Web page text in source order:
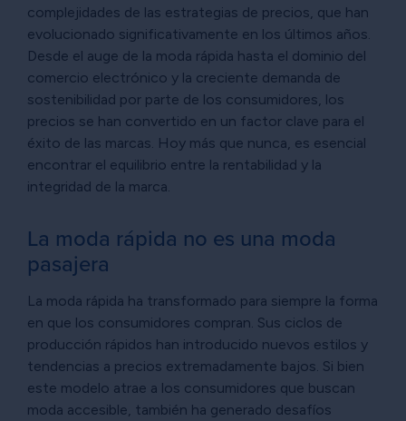
complejidades de las estrategias de precios, que han
evolucionado significativamente en los últimos años.
Desde el auge de la moda rápida hasta el dominio del
comercio electrónico y la creciente demanda de
sostenibilidad por parte de los consumidores, los
precios se han convertido en un factor clave para el
éxito de las marcas. Hoy más que nunca, es esencial
encontrar el equilibrio entre la rentabilidad y la
integridad de la marca.
La moda rápida no es una moda
pasajera
La moda rápida ha transformado para siempre la forma
en que los consumidores compran. Sus ciclos de
producción rápidos han introducido nuevos estilos y
tendencias a precios extremadamente bajos. Si bien
este modelo atrae a los consumidores que buscan
moda accesible, también ha generado desafíos